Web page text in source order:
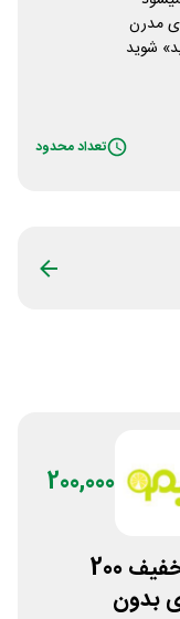
مدرن
شوید
تعداد محدود
200,000
کد تخفیف 200
بدون